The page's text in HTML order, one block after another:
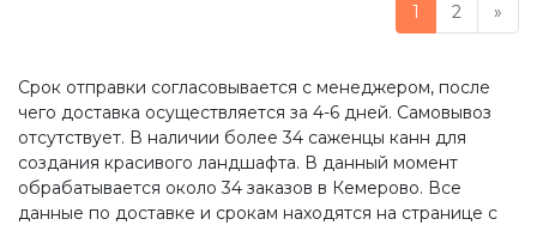
1 2 »
Срок отправки согласовывается с менеджером, после
чего доставка осуществляется за 4-6 дней. Самовывоз
отсутствует. В наличии более 34 саженцы канн для
создания красивого ландшафта. В данный момент
обрабатывается около 34 заказов в Кемерово. Все
данные по доставке и срокам находятся на странице с